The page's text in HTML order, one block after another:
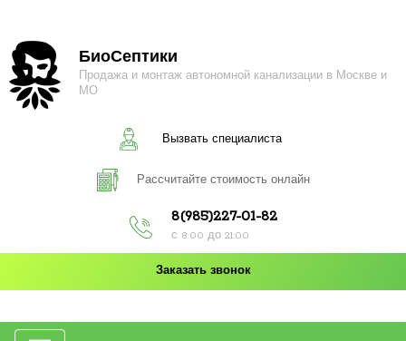
БиоСептики
Продажа и монтаж автономной канализации в Москве и
МО
Вызвать специалиста
Рассчитайте стоимость онлайн
8(985)227-01-82
с 8:00 до 21:00
Заказать звонок